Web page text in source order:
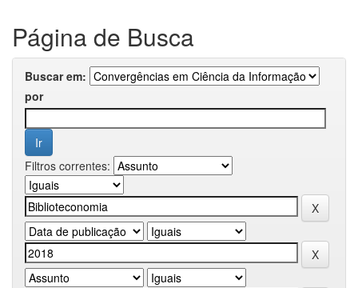
Página de Busca
Buscar em:
por
Filtros correntes: